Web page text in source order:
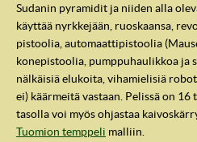
Sudanin pyramidit ja niiden alla
käyttää nyrkkejään, ruoskaansa,
pistoolia, automaattipistoolia
konepistoolia, pumppuhaulikkoa ja
nälkäisiä elukoita, vihamielisiä
ei) käärmeitä vastaan. Pelissä on 16
tasolla voi myös ohjastaa
Tuomion temppeli malliin.